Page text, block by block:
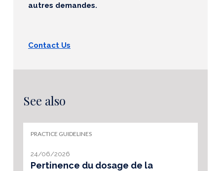
autres demandes.
Contact Us
See also
PRACTICE GUIDELINES
24/06/2026
Pertinence du dosage de la